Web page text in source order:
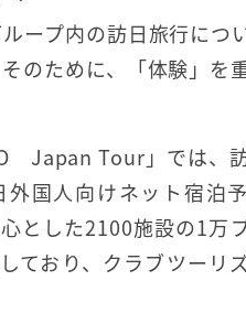
ープ内の訪日旅行につ
のために、「体験」を
Japan Tour」では、
国人向けネット宿泊
とした2100施設の1万
ており、クラブツーリ